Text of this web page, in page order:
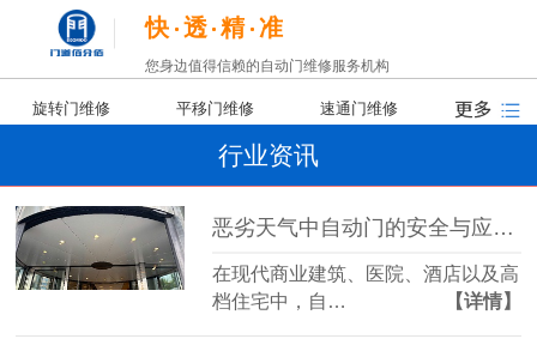
快 透 精 准
您身边值得信赖的自动门维修服务机构
旋转门维修 平移门维修 速通门维修
行业资讯
恶劣天气中自动门的安全与应对策略
在现代商业建筑、医院、酒店以及高
档住宅中，自…
【详情】